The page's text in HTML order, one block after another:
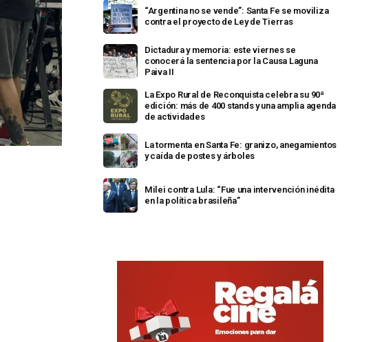
“Argentina no se vende”: Santa Fe se moviliza
contra el proyecto de Ley de Tierras
Dictadura y memoria: este viernes se
conocerá la sentencia por la Causa Laguna
Paiva II
La Expo Rural de Reconquista celebra su 90ª
edición: más de 400 stands y una amplia agenda
de actividades
La tormenta en Santa Fe: granizo, anegamientos
y caída de postes y árboles
Milei contra Lula: “Fue una intervención inédita
en la política brasileña”